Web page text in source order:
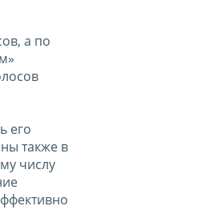
а по
его
также в
числу